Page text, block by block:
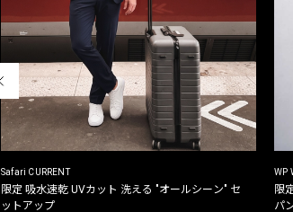
Safari CURRENT
限定 吸水速乾 UVカット 洗える "オールシーン" セ
ットアップ
WP
限
パ